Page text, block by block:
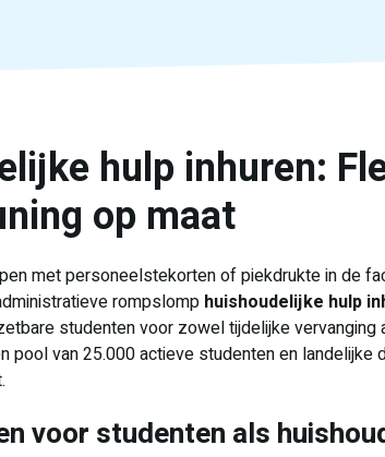
hulp inhuren:
op maat
met personeelstekorten of piekdrukte in de
rompslomp huishoudelijke hulp
studenten voor zowel tijdelijke vervanging
pool van 25.000 actieve studenten en landelijke
voor studenten als